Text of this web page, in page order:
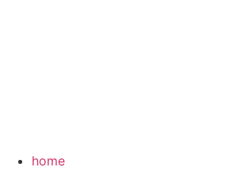
home